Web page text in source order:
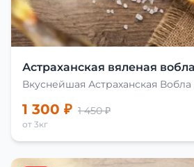
Астраханская вяленая
Вкуснейшая Астраханская Вобла
1 300 ₽ 1 450 ₽
от 3кг